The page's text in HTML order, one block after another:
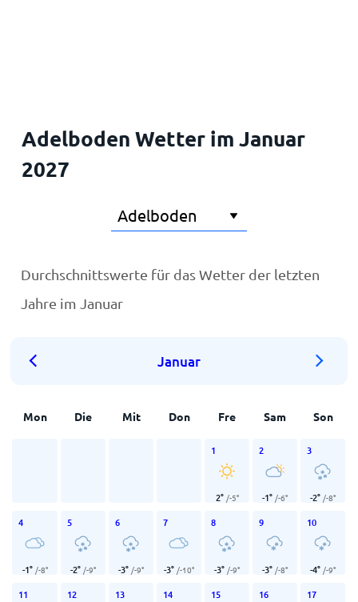
Adelboden Wetter im Januar
2027
Durchschnittswerte für das Wetter der letzten
Jahre im Januar
Januar
Mon Die Mit Don Fre Sam Son
1
2° /-5°
2
-1° /-6°
3
-2° /-8°
4
-1° /-8°
5
-2° /-9°
6
-3° /-9°
7
-3° /-10°
8
-3° /-9°
9
-3° /-8°
10
-4° /-9°
11 12 13 14 15 16 17